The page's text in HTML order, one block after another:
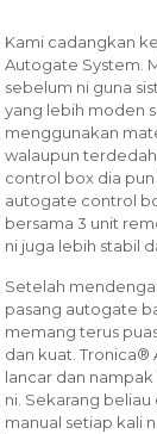
Kami cadangkan
Autogate System.
sebelum ni guna
yang lebih moden
menggunakan
walaupun
control box dia
autogate control
bersama 3 unit
ni juga lebih stabil
Setelah
pasang autogate
memang terus
dan kuat. Tronica®
lancar dan
ni. Sekarang
manual setiap kali